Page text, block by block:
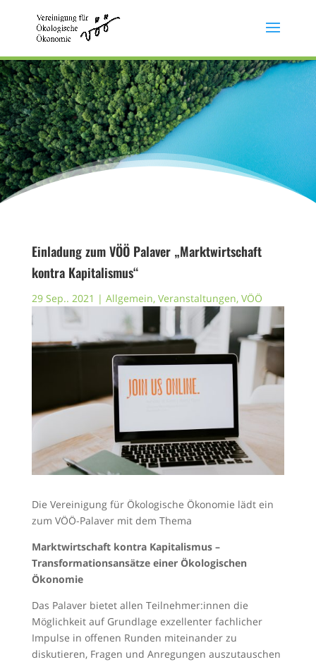
Einladung zum VÖÖ Palaver „Marktwirtschaft
kontra Kapitalismus“
29 Sep.. 2021 | Allgemein, Veranstaltungen, VÖÖ
Die Vereinigung für Ökologische Ökonomie lädt ein
zum VÖÖ-Palaver mit dem Thema
Marktwirtschaft kontra Kapitalismus –
Transformationsansätze einer Ökologischen
Ökonomie
Das Palaver bietet allen Teilnehmer:innen die
Möglichkeit auf Grundlage exzellenter fachlicher
Impulse in offenen Runden miteinander zu
diskutieren, Fragen und Anregungen auszutauschen